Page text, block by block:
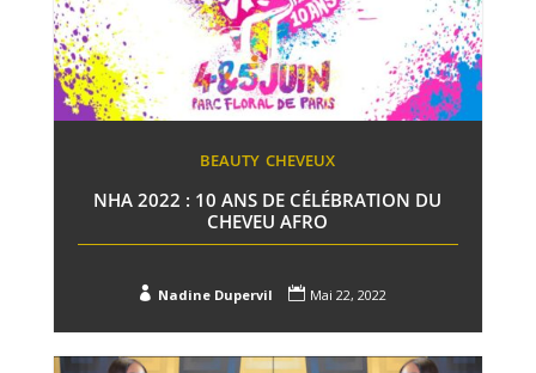
BEAUTY CHEVEUX
NHA 2022 : 10 ANS DE CÉLÉBRATION DU
CHEVEU AFRO
 Nadine Dupervil  Mai 22, 2022